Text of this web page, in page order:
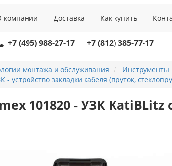
компании Доставка Как купить
+7 (495) 988-27-17 +7 (812) 385-77-17
монтажа и обслуживания Инструменты
- устройство закладки кабеля (пруток,
101820 - УЗК KatiBLitz